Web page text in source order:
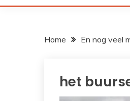
Home En nog veel
het